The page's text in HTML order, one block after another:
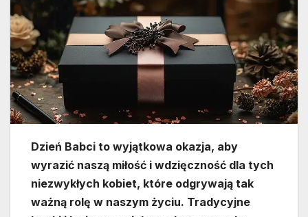
Dzień Babci to wyjątkowa okazja, aby
wyrazić naszą miłość i wdzięczność dla tych
niezwykłych kobiet, które odgrywają tak
ważną rolę w naszym życiu. Tradycyjne